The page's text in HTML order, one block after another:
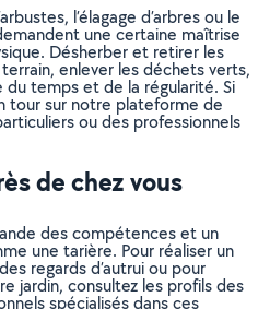
l’élagage d’arbres ou le
une certaine maîtrise
Désherber et retirer les
enlever les déchets verts,
temps et de la régularité. Si
tour sur notre plateforme de
ou des professionnels
de chez vous
des compétences et un
une tarière. Pour réaliser un
regards d’autrui ou pour
jardin, consultez les profils des
spécialisés dans ces